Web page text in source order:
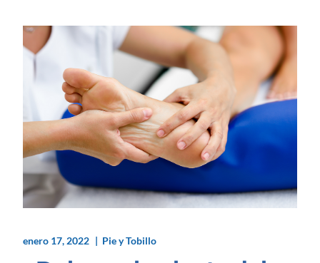
enero 17, 2022 Pie y Tobillo